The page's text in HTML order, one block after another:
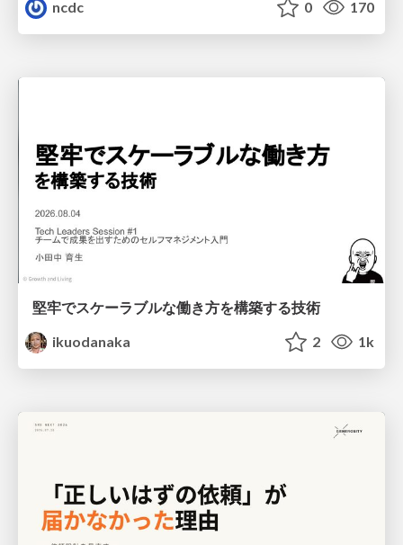
ncdc 0 170
堅牢でスケーラブルな働き方を構築する技術
ikuodanaka
2 1k